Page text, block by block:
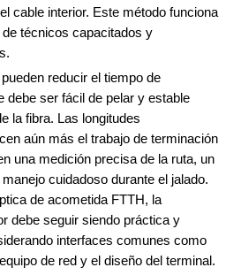
cable interior. Este método funciona
técnicos capacitados y
reducir el tiempo de
debe ser fácil de pelar y estable
la fibra. Las longitudes
aún más el trabajo de terminación
una medición precisa de la ruta, un
cuidadoso durante el jalado.
de acometida FTTH, la
debe seguir siendo práctica y
interfaces comunes como
de red y el diseño del terminal.